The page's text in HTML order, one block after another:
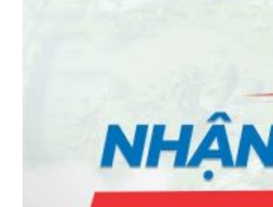
GỖ NHÂN TẠO NAM SOON
GỖ SINH THÁI NOVANO